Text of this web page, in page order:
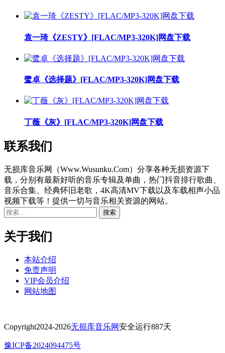
袁一琦《ZESTY》[FLAC/MP3-320K]网盘下载
鹭卓《选择题》[FLAC/MP3-320K]网盘下载
丁薇《灰》[FLAC/MP3-320K]网盘下载
联系我们
无损库音乐网（Www.Wusunku.Com）分享各种无损资源下
载，分别有最新好听的音乐专辑及单曲，热门抖音排行歌曲、
音乐合集、经典怀旧老歌，4K高清MV下载以及车载相声小品
视频下载等！提供一切与音乐相关资源的网站。
关于我们
本站介绍
免责声明
VIP会员介绍
网站地图
Copyright2024-2026无损库音乐网安全运行887天
豫ICP备2024094475号